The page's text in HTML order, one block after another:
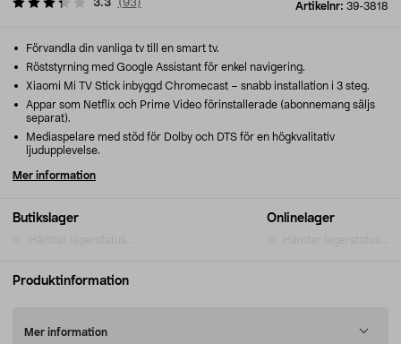
Artikelnr: 39-3818
3.3 (93)
Butikslager Onlinelager
Förvandla din vanliga tv till en smart tv.
Röststyrning med Google Assistant för enkel navigering.
Xiaomi Mi TV Stick inbyggd Chromecast – snabb installation i 3 steg.
Appar som Netflix och Prime Video förinstallerade (abonnemang säljs
separat).
Mediaspelare med stöd för Dolby och DTS för en högkvalitativ
ljudupplevelse.
Mer information
Produktinformation
Mer information